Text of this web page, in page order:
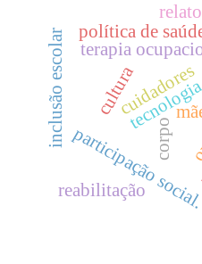
terapia
participação
inclusão escolar política de
cuidadores
cultura
corpo
reabilitação